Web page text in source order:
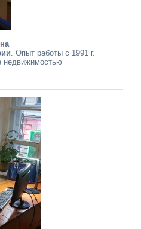
. Опыт работы с 1991 г.
недвижимостью